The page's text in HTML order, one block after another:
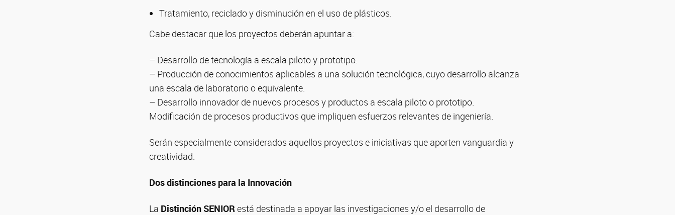
Tratamiento, reciclado y disminución en el uso de plásticos.
Cabe destacar que los proyectos deberán apuntar a:
– Desarrollo de tecnología a escala piloto y prototipo.
– Producción de conocimientos aplicables a una solución tecnológica, cuyo desarrollo alcanza
una escala de laboratorio o equivalente.
– Desarrollo innovador de nuevos procesos y productos a escala piloto o prototipo.
Modificación de procesos productivos que impliquen esfuerzos relevantes de ingeniería.
Serán especialmente considerados aquellos proyectos e iniciativas que aporten vanguardia y
creatividad.
Dos distinciones para la Innovación
La Distinción SENIORestá destinada a apoyar las investigaciones y/o el desarrollo de